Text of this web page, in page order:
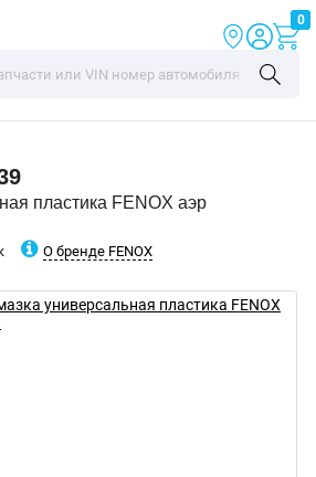
0
пластика FENOX аэр
О бренде FENOX